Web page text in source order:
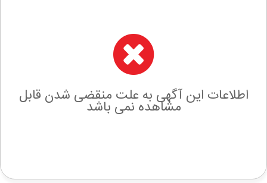
اطلاعات این آگهی به علت منقضی شدن قابل
مشاهده نمی باشد